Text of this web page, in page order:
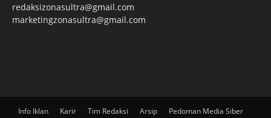
redaksizonasultra@gmail.com
marketingzonasultra@gmail.com
Info Iklan Karir Tim Redaksi Arsip Pedoman Media Siber